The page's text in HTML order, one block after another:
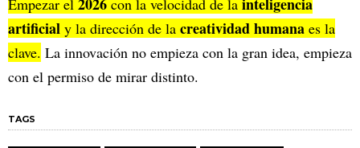
artificial y la dirección de la creatividad humana es la
clave. La innovación no empieza con la gran idea, empieza
con el permiso de mirar distinto.
TAGS